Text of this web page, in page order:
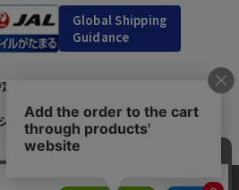
Global Shipping
Guidance
商取引法に基づく表示
ー 利用規約 採用情報
ーカー、エース公式サイト